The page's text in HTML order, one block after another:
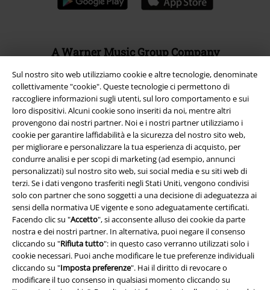
Sul nostro sito web utilizziamo cookie e altre tecnologie, denominate
collettivamente "cookie". Queste tecnologie ci permettono di
raccogliere informazioni sugli utenti, sul loro comportamento e sui
loro dispositivi. Alcuni cookie sono inseriti da noi, mentre altri
provengono dai nostri partner. Noi e i nostri partner utilizziamo i
cookie per garantire laffidabilità e la sicurezza del nostro sito web,
per migliorare e personalizzare la tua esperienza di acquisto, per
condurre analisi e per scopi di marketing (ad esempio, annunci
personalizzati) sul nostro sito web, sui social media e su siti web di
terzi. Se i dati vengono trasferiti negli Stati Uniti, vengono condivisi
solo con partner che sono soggetti a una decisione di adeguatezza ai
sensi della normativa UE vigente e sono adeguatamente certificati.
Facendo clic su "Accetto", si acconsente alluso dei cookie da parte
nostra e dei nostri partner. In alternativa, puoi negare il consenso
cliccando su "Rifiuta tutto": in questo caso verranno utilizzati solo i
cookie necessari. Puoi anche modificare le tue preferenze individuali
cliccando su "Imposta preferenze". Hai il diritto di revocare o
modificare il tuo consenso in qualsiasi momento cliccando su
A Warner Music Group Company
Info legali
Termini & Condizioni
Redazione